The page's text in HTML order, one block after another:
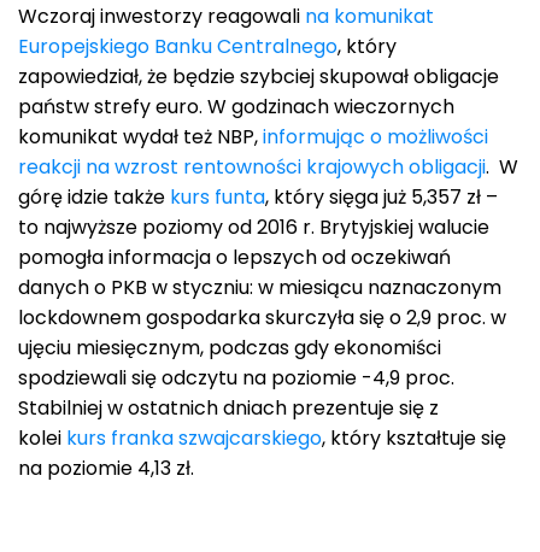
Wczoraj inwestorzy reagowali na komunikat
Europejskiego Banku Centralnego, który
zapowiedział, że będzie szybciej skupował obligacje
państw strefy euro. W godzinach wieczornych
komunikat wydał też NBP,informując o możliwości
reakcji na wzrost rentowności krajowych obligacji. W
górę idzie także kurs funta, który sięga już 5,357 zł –
to najwyższe poziomy od 2016 r. Brytyjskiej walucie
pomogła informacja o lepszych od oczekiwań
danych o PKB w styczniu: w miesiącu naznaczonym
lockdownem gospodarka skurczyła się o 2,9 proc. w
ujęciu miesięcznym, podczas gdy ekonomiści
spodziewali się odczytu na poziomie -4,9 proc.
Stabilniej w ostatnich dniach prezentuje się z
kolei kurs franka szwajcarskiego, który kształtuje się
na poziomie 4,13 zł.